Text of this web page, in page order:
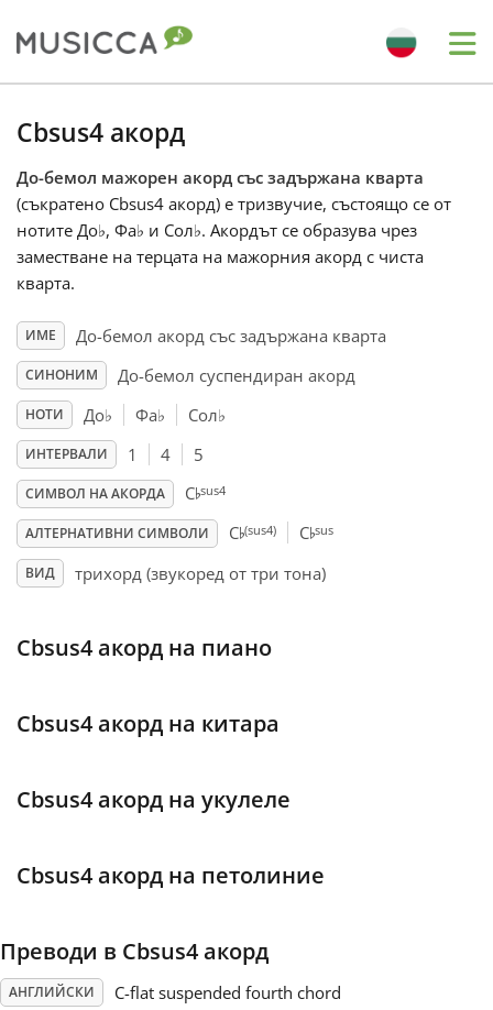
Български
Dansk
English
Español
Français
Polski
Português
Cbsus4 акорд
До-бемол мажорен акорд със задържана кварта
(съкратено Cbsus4 акорд) е тризвучие, състоящо се от
нотите До♭, Фа♭ и Сол♭. Акордът се образува чрез
заместване на терцата на мажорния акорд с чиста
кварта.
ИМЕ До-бемол акорд със задържана кварта
СИНОНИМ До-бемол суспендиран акорд
НОТИ До♭ Фа♭ Сол♭
ИНТЕРВАЛИ 1 4 5
СИМВОЛ НА АКОРДА C♭sus4
АЛТЕРНАТИВНИ СИМВОЛИ C♭(sus4) C♭sus
ВИД трихорд (звукоред от три тона)
Cbsus4 акорд на пиано
Cbsus4 акорд на китара
Cbsus4 акорд на укулеле
Cbsus4 акорд на петолиние
Преводи в Cbsus4 акорд
АНГЛИЙСКИ C-flat suspended fourth chord